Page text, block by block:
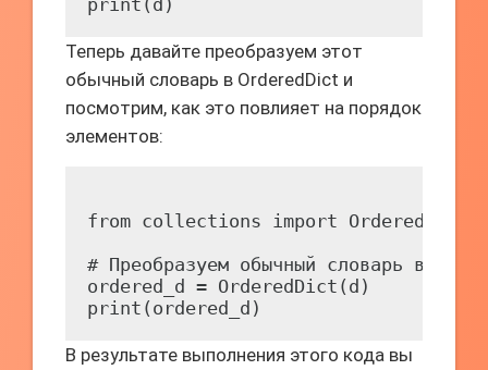
Теперь давайте преобразуем этот
обычный словарь в OrderedDict и
посмотрим, как это повлияет на порядок
элементов:
from collections import OrderedDict
# Преобразуем обычный словарь в
ordered_d = OrderedDict(d)
В результате выполнения этого кода вы